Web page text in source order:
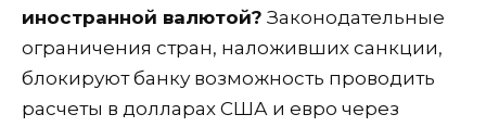
иностранной валютой? Законодательные
ограничения стран, наложивших санкции,
блокируют банку возможность проводить
расчеты в долларах США и евро через